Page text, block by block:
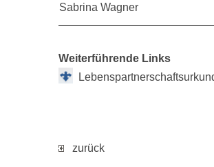
Sabrina Wagner
Weiterführende Links
zurück